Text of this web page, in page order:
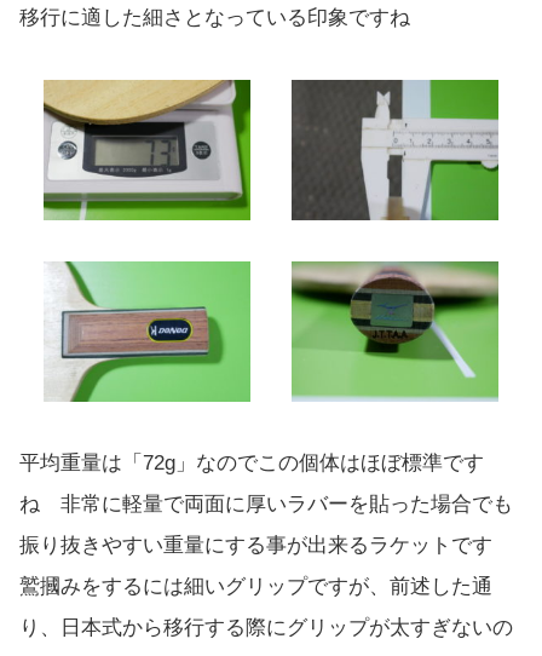
移行に適した細さとなっている印象ですね
平均重量は「72g」なのでこの個体はほぼ標準です
ね 非常に軽量で両面に厚いラバーを貼った場合でも
振り抜きやすい重量にする事が出来るラケットです
鷲摑みをするには細いグリップですが、前述した通
り、日本式から移行する際にグリップが太すぎないの